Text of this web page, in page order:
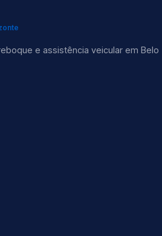
e assistência veicular em Belo